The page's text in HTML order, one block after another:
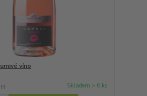
víno
Skladem > 6 ks